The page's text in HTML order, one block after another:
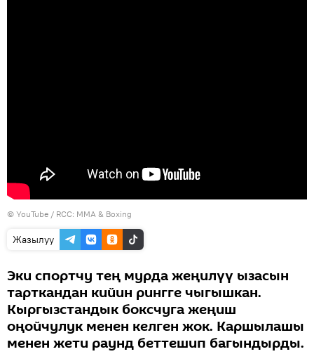
© YouTube / RCC: MMA & Boxing
Жазылуу
Эки спортчу тең мурда жеңилүү ызасын
тарткандан кийин рингге чыгышкан.
Кыргызстандык боксчуга жеңиш
оңойчулук менен келген жок. Каршылашы
менен жети раунд беттешип багындырды.